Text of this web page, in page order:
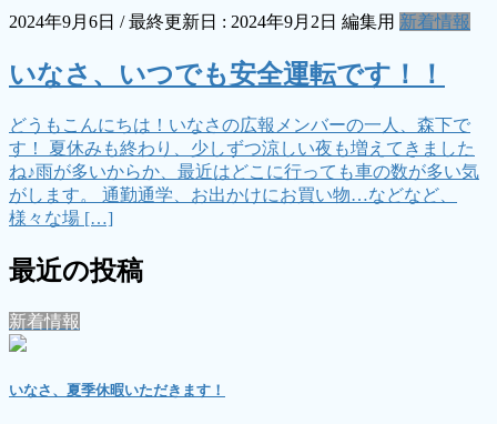
2024年9月6日 / 最終更新日 : 2024年9月2日 編集用 新着情報
いなさ、いつでも安全運転です！！
どうもこんにちは！いなさの広報メンバーの一人、森下で
す！ 夏休みも終わり、少しずつ涼しい夜も増えてきました
ね♪雨が多いからか、最近はどこに行っても車の数が多い気
がします。 通勤通学、お出かけにお買い物…などなど、
様々な場 […]
最近の投稿
新着情報
いなさ、夏季休暇いただきます！